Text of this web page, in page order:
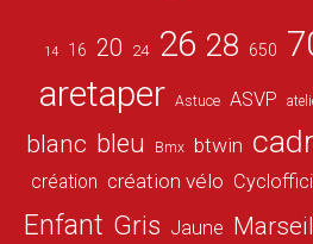
14 16 20 24 26 28 650
aretaper Astuce ASVP
blanc bleu Bmx btwin
création création vélo
Enfant Gris Jaune